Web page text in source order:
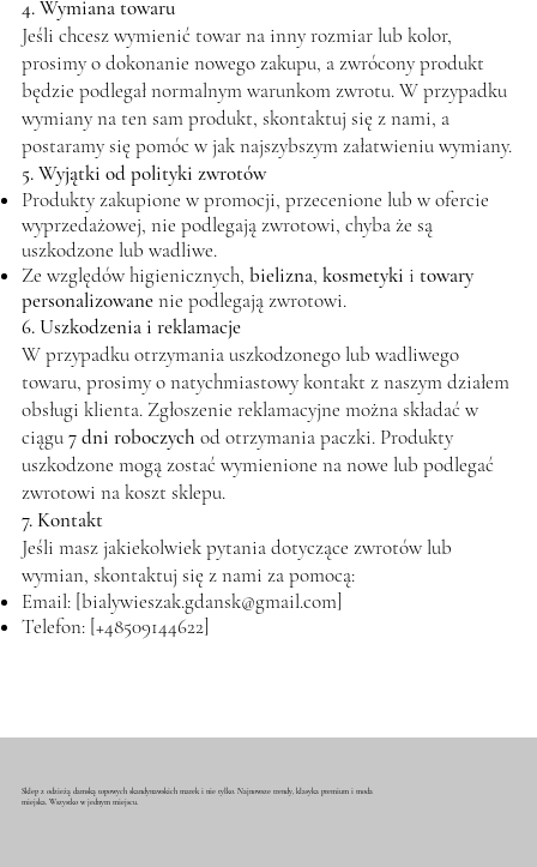
4. Wymiana towaru
Jeśli chcesz wymienić towar na inny rozmiar lub kolor,
prosimy o dokonanie nowego zakupu, a zwrócony produkt
będzie podlegał normalnym warunkom zwrotu. W przypadku
wymiany na ten sam produkt, skontaktuj się z nami, a
postaramy się pomóc w jak najszybszym załatwieniu wymiany.
5. Wyjątki od polityki zwrotów
Produkty zakupione w promocji, przecenione lub w ofercie
wyprzedażowej, nie podlegają zwrotowi, chyba że są
uszkodzone lub wadliwe.
Ze względów higienicznych, bielizna, kosmetyki i towary
personalizowanenie podlegają zwrotowi.
6. Uszkodzenia i reklamacje
W przypadku otrzymania uszkodzonego lub wadliwego
towaru, prosimy o natychmiastowy kontakt z naszym działem
obsługi klienta. Zgłoszenie reklamacyjne można składać w
ciągu7 dni roboczych od otrzymania paczki. Produkty
uszkodzone mogą zostać wymienione na nowe lub podlegać
zwrotowi na koszt sklepu.
7. Kontakt
Jeśli masz jakiekolwiek pytania dotyczące zwrotów lub
wymian, skontaktuj się z nami za pomocą:
Email: [bialywieszak.gdansk@gmail.com]
Telefon: [+48509144622]
Sklep z odzieżą damską topowych skandynawskich marek i nie tylko. Najnowsze trendy, klasyka premium i moda
miejska. Wszystko w jednym miejscu.